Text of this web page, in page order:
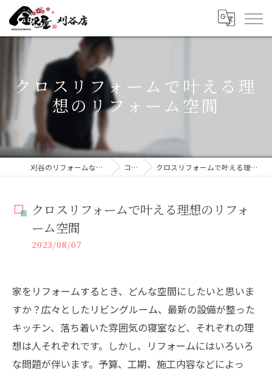
クロスリフォームで叶える理
想のリフォーム空間
刈谷のリフォームなら金沢屋刈谷店 コラム クロスリフォームで叶える理想のリフォーム空間
クロスリフォームで叶える理想のリフォ
ーム空間
2023/08/07
家をリフォームするとき、どんな空間にしたいと思いま
すか？広々としたリビングルーム、最新の設備が整った
キッチン、落ち着いた雰囲気の寝室など、それぞれの理
想は人それぞれです。しかし、リフォームにはいろいろ
な問題が伴います。予算、工期、施工内容などによっ